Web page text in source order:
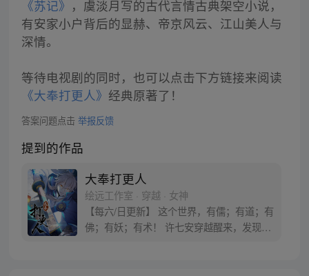
《苏记》 ，虞淡月写的古代言情古典架空小说，
有安家小户背后的显赫、帝京风云、江山美人与
深情。
等待电视剧的同时，也可以点击下方链接来阅读
《大奉打更人》 经典原著了！
答案问题点击 举报反馈
提到的作品
大奉打更人
绘远工作室 · 穿越 · 女神
【每六/日更新】 这个世界，有儒；有道；有
佛；有妖；有术！ 许七安穿越醒来，发现自